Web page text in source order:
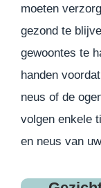
moeten
gezond te
gewoontes te
handen
neus of de
volgen enkele
en neus van